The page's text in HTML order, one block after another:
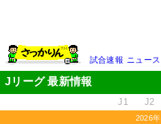
試合速報 ニュース
Jリーグ 最新情報
J1 J2
2026年